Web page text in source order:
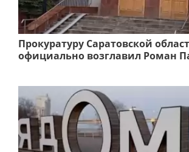
Прокуратуру Саратовской
официально возглавил Роман